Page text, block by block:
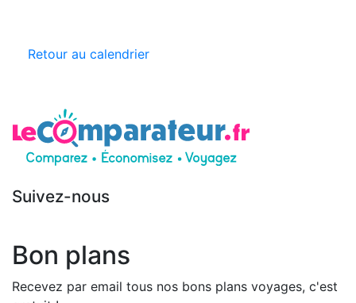
Retour au calendrier
Suivez-nous
Bon plans
Recevez par email tous nos bons plans voyages, c'est